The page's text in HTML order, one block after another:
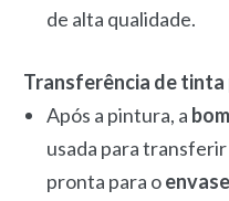
de alta qualidade.
Transferência de tinta
Após a pintura, a
usada para
pronta para o